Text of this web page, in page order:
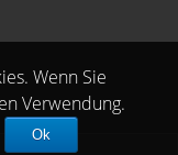
Wenn Sie
Verwendung.
Ok